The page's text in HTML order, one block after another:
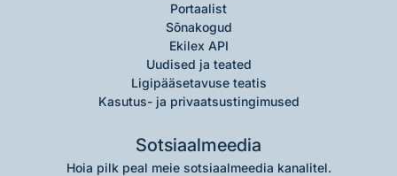
Portaalist
Sõnakogud
Ekilex API
Uudised ja teated
Ligipääsetavuse teatis
Kasutus- ja privaatsustingimused
Sotsiaalmeedia
Hoia pilk peal meie sotsiaalmeedia kanalitel.